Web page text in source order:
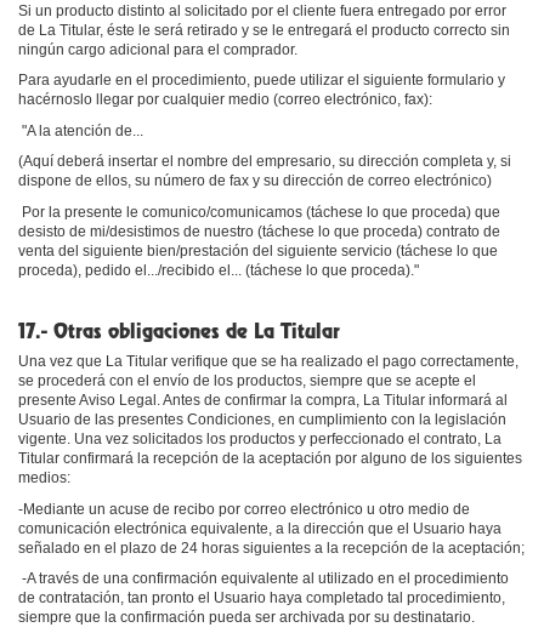
Si un producto distinto al solicitado por el cliente fuera entregado por error
de La Titular, éste le será retirado y se le entregará el producto correcto sin
ningún cargo adicional para el comprador.
Para ayudarle en el procedimiento, puede utilizar el siguiente formulario y
hacérnoslo llegar por cualquier medio (correo electrónico, fax):
"A la atención de...
(Aquí deberá insertar el nombre del empresario, su dirección completa y, si
dispone de ellos, su número de fax y su dirección de correo electrónico)
Por la presente le comunico/comunicamos (táchese lo que proceda) que
desisto de mi/desistimos de nuestro (táchese lo que proceda) contrato de
venta del siguiente bien/prestación del siguiente servicio (táchese lo que
proceda), pedido el.../recibido el... (táchese lo que proceda)."
17.- Otras obligaciones de La Titular
Una vez que La Titular verifique que se ha realizado el pago correctamente,
se procederá con el envío de los productos, siempre que se acepte el
presente Aviso Legal. Antes de confirmar la compra, La Titular informará al
Usuario de las presentes Condiciones, en cumplimiento con la legislación
vigente. Una vez solicitados los productos y perfeccionado el contrato, La
Titular confirmará la recepción de la aceptación por alguno de los siguientes
medios:
-Mediante un acuse de recibo por correo electrónico u otro medio de
comunicación electrónica equivalente, a la dirección que el Usuario haya
señalado en el plazo de 24 horas siguientes a la recepción de la aceptación;
-A través de una confirmación equivalente al utilizado en el procedimiento
de contratación, tan pronto el Usuario haya completado tal procedimiento,
siempre que la confirmación pueda ser archivada por su destinatario.